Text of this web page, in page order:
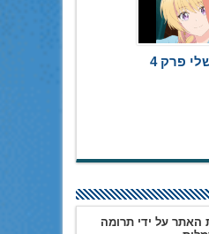
פרק 4
האתר על ידי תרומה